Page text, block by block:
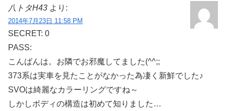
八トタH43 より:
2014年7月23日 11:58 PM
SECRET: 0
PASS:
こんばんは。お隣でお邪魔してました(^^;;
373系は実車を見たことがなかった為凄く新鮮でした♪
SVOは綺麗なカラーリングですね～
しかしボディの構造は初めて知りました…